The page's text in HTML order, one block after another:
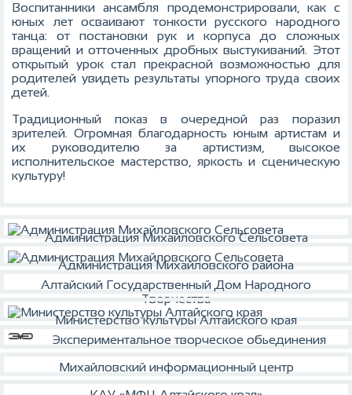
Воспитанники ансамбля продемонстрировали, как с
юных лет осваивают тонкости русского народного
танца: от постановки рук и корпуса до сложных
вращений и отточенных дробных выстукиваний. Этот
открытый урок стал прекрасной возможностью для
родителей увидеть результаты упорного труда своих
детей.
Традиционный показ в очередной раз поразил
зрителей. Огромная благодарность юным артистам и
их руководителю за артистизм, высокое
исполнительское мастерство, яркость и сценическую
культуру!
Администрация Михайловского Сельсовета
Администрация Михайловского района
Алтайский Государственный Дом Народного
Творчества
Министерство культуры Алтайского края
Экспериментальное творческое обьединения
Михайловский информационный центр